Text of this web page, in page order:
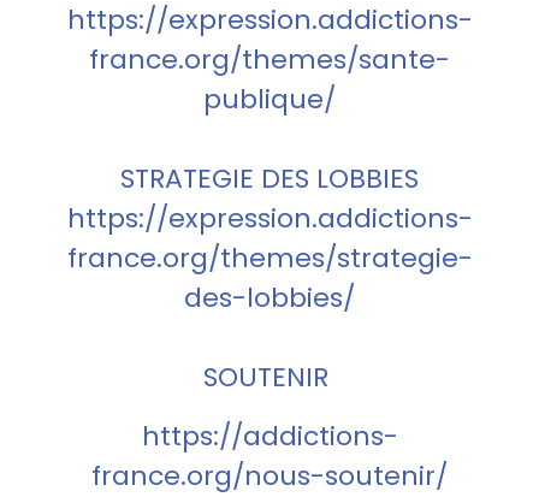
https://expression.addictions-
france.org/themes/sante-
publique/
STRATEGIE DES LOBBIES
https://expression.addictions-
france.org/themes/strategie-
des-lobbies/
SOUTENIR
https://addictions-
france.org/nous-soutenir/